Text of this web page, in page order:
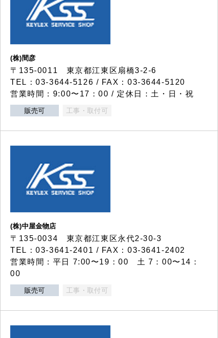
(株)間彦
〒135-0011 東京都江東区扇橋3-2-6
TEL：03-3644-5126 / FAX：03-3644-5120
営業時間：9:00〜17：00 / 定休日：土・日・祝
販売可 工事・取付可
(株)中屋金物店
〒135-0034 東京都江東区永代2-30-3
TEL：03-3641-2401 / FAX：03-3641-2402
営業時間：平日 7:00〜19：00 土 7：00〜14：
00
販売可 工事・取付可